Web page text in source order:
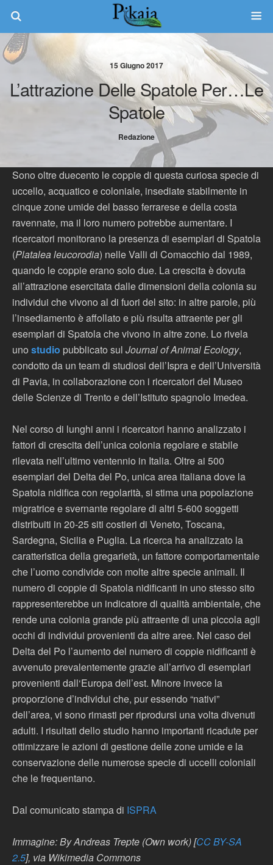
15 Giugno 2017
L’attrazione Delle Spatole Per…le
Spatole
Redazione
Sono oltre duecento le coppie di questa curiosa specie di
uccello, acquatico e coloniale, insediate stabilmente in
cinque zone umide del basso ferrarese e della costa
ravennate, ma il loro numero potrebbe aumentare. I
ricercatori monitorano la presenza di esemplari di Spatola
(Platalea leucorodia) nelle Valli di Comacchio dal 1989,
quando le coppie erano solo due. La crescita è dovuta
all’attrazione esercitata dalle dimensioni della colonia su
individui che vivono al di fuori del sito: in altre parole, più
l’insediamento è affollato e più risulta attraente per gli
esemplari di Spatola che vivono in altre zone. Lo rivela
uno studio pubblicato sul Journal of Animal Ecology,
condotto da un team di studiosi dell’Ispra e dell’Università
di Pavia, in collaborazione con i ricercatori del Museo
delle Scienze di Trento e dell’Istituto spagnolo Imedea.
Nel corso di lunghi anni i ricercatori hanno analizzato i
fattori di crescita dell’unica colonia regolare e stabile
rilevata nell’ultimo ventennio in Italia. Oltre ai 500
esemplari del Delta del Po, unica area italiana dove la
Spatola nidifica con regolarità, si stima una popolazione
migratrice e svernante regolare di altri 5-600 soggetti
distribuiti in 20-25 siti costieri di Veneto, Toscana,
Sardegna, Sicilia e Puglia. La ricerca ha analizzato la
caratteristica della gregarietà, un fattore comportamentale
che l’uomo condivide con molte altre specie animali. Il
numero di coppie di Spatola nidificanti in uno stesso sito
rappresenterebbe un indicatore di qualità ambientale, che
rende una colonia grande più attraente di una piccola agli
occhi di individui provenienti da altre aree. Nel caso del
Delta del Po l’aumento del numero di coppie nidificanti è
avvenuto prevalentemente grazie all’arrivo di esemplari
provenienti dall‘Europa dell’est. Minore invece la
proporzione d’individui che, pur essendo “nativi”
dell’area, vi sono rimasti per riprodursi una volta divenuti
adulti. I risultati dello studio hanno importanti ricadute per
ottimizzare le azioni di gestione delle zone umide e la
conservazione delle numerose specie di uccelli coloniali
che le frequentano.
Dal comunicato stampa di ISPRA
Immagine: By Andreas Trepte (Own work) [CC BY-SA
2.5], via Wikimedia Commons